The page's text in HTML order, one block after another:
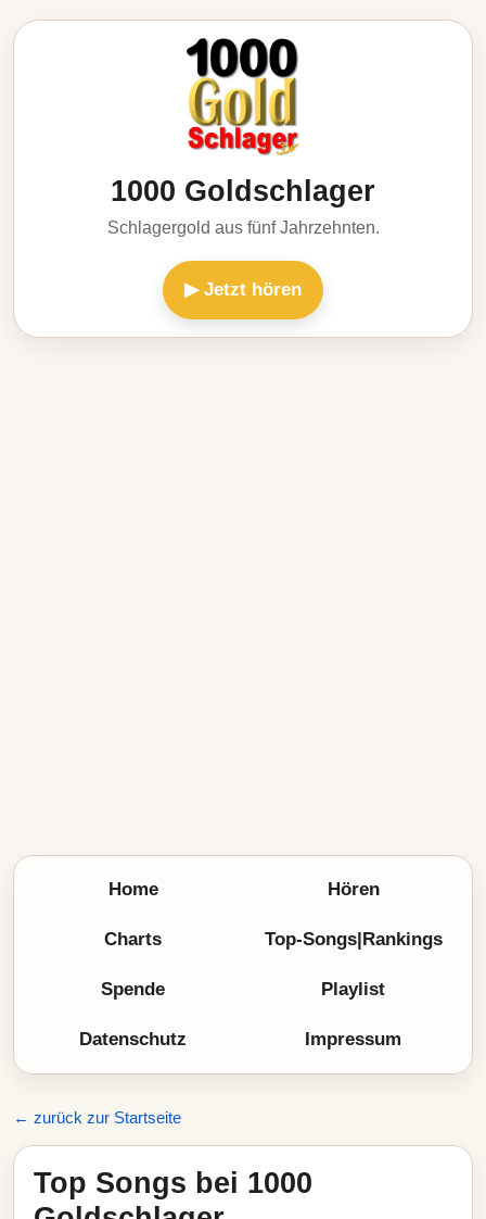
1000 Goldschlager
Schlagergold aus fünf Jahrzehnten.
▶ Jetzt hören
Home Hören
Charts Top-Songs|Rankings
Spende Playlist
Datenschutz Impressum
← zurück zur Startseite
Top Songs bei 1000